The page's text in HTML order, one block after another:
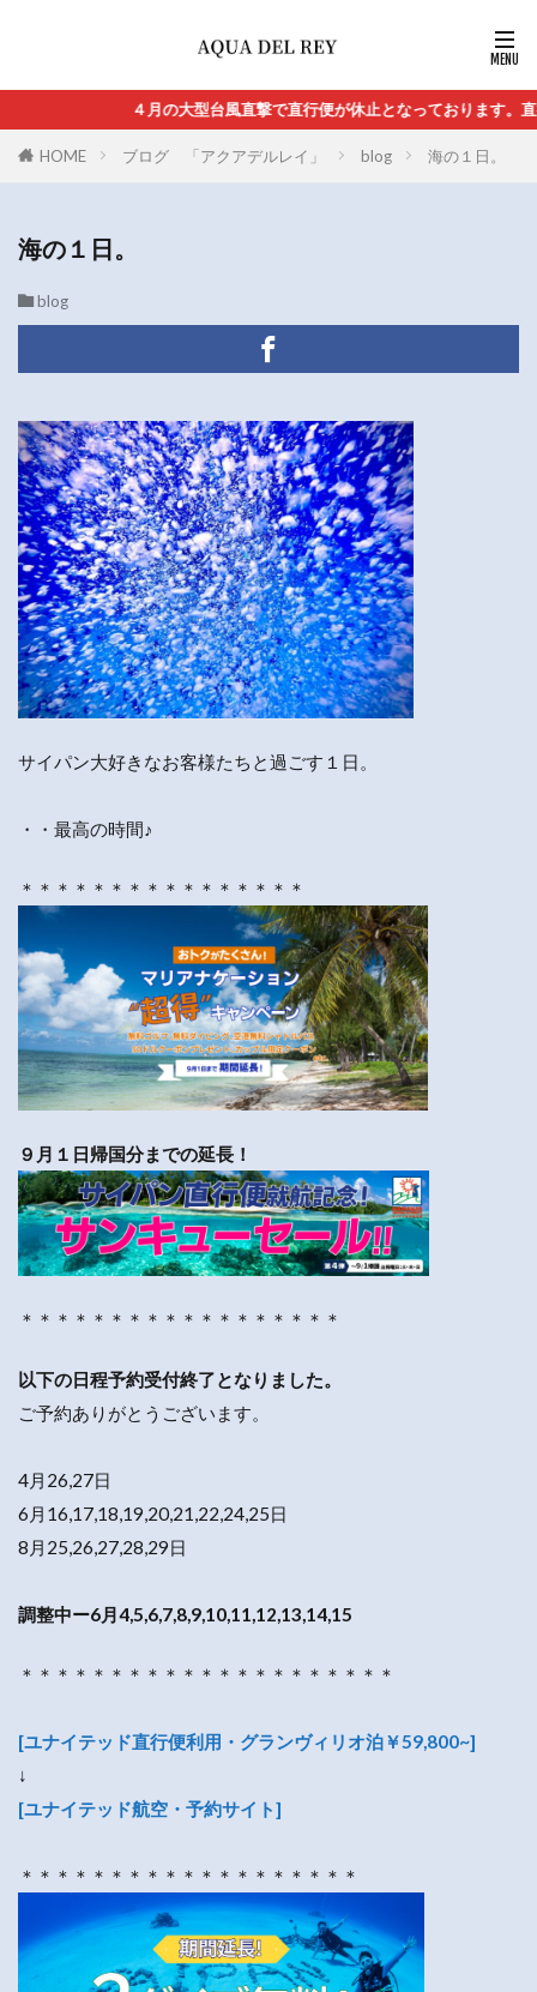
４月の大型台風直撃で直行便が休止となっております。直
HOME ブログ 「アクアデルレイ」 blog 海の１日。
海の１日。
blog
サイパン大好きなお客様たちと過ごす１日。
・・最高の時間♪
＊＊＊＊＊＊＊＊＊＊＊＊＊＊＊＊
９月１日帰国分までの延長！
＊＊＊＊＊＊＊＊＊＊＊＊＊＊＊＊＊＊
以下の日程予約受付終了となりました。
ご予約ありがとうございます。
4月26,27日
6月16,17,18,19,20,21,22,24,25日
8月25,26,27,28,29日
調整中ー6月4,5,6,7,8,9,10,11,12,13,14,15
＊＊＊＊＊＊＊＊＊＊＊＊＊＊＊＊＊＊＊＊＊
[ユナイテッド直行便利用・グランヴィリオ泊￥59,800~]
↓
[ユナイテッド航空・予約サイト]
＊＊＊＊＊＊＊＊＊＊＊＊＊＊＊＊＊＊＊